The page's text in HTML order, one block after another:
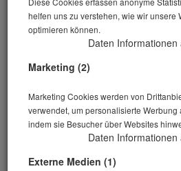
helfen uns zu verstehen, wie wir unsere
optimieren können.
Daten Informationen
Marketing (2)
Marketing Cookies werden von
verwendet, um personalisierte Werbung
indem sie Besucher über Websites
Daten Informationen
Externe Medien (1)